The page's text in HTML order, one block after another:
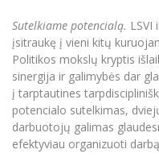
Novikas)
MRU
Studijų
Vilniaus
Projektai
Mokymų
Darbas
Atributika
Vadovų MBA
Švietimo ir
Teisės LL.M.
Pedagogų
Sutelkiame potencialą.
įsitraukę į vieni kitų
Politikos mokslų kryptis
sinergija ir galimybės dar
į tarptautines
potencialo sutelkimas,
darbuotojų galimas
efektyviau organizuoti